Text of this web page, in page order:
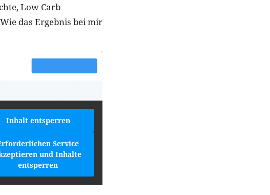
Low Carb
das Ergebnis bei mir
Inhalt entsperren
Service
und Inhalte
entsperren